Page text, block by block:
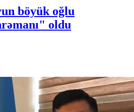
böyük oğlu
oldu